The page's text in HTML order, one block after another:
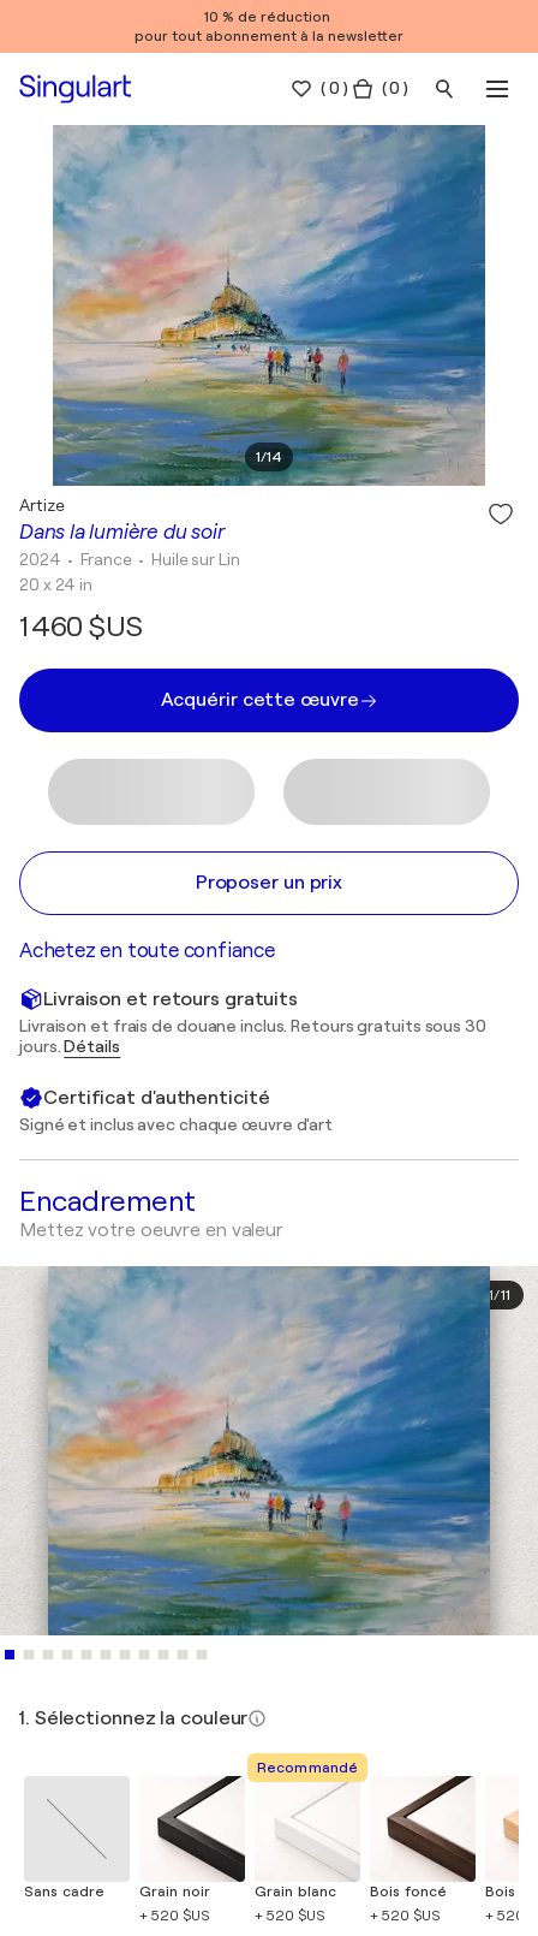
10 % de réduction
pour tout abonnement à la newsletter
(0 ) ( 0 )
1/14
Dans la lumière du soir
Artize
2024 • France • Huile sur Lin
20 x 24 in
1 460 $US
Acquérir cette œuvre
Proposer un prix
Achetez en toute confiance
Livraison et retours gratuits
Livraison et frais de douane inclus. Retours gratuits sous 30
jours.Détails
Certificat d'authenticité
Signé et inclus avec chaque œuvre d'art
Encadrement
Mettez votre oeuvre en valeur
1/11
1. Sélectionnez la couleur
Sans cadre
Grain noir
+ 520 $US
Recommandé
Grain blanc
+ 520 $US
Bois foncé
+ 520 $US
Bois
+ 520